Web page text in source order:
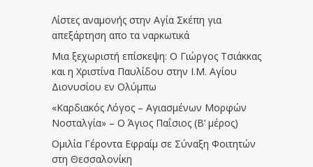
Λίστες αναμονής στην Αγία Σκέπη για
απεξάρτηση απο τα ναρκωτικά
Μια ξεχωριστή επίσκεψη: Ο Γιώργος Τσιάκκας
και η Χριστίνα Παυλίδου στην Ι.Μ. Αγίου
Διονυσίου εν Ολύμπω
«Καρδιακός Λόγος – Αγιασμένων Μορφών
Νοσταλγία» – Ο Άγιος Παΐσιος (Β’ μέρος)
Ομιλία Γέροντα Εφραίμ σε Σύναξη Φοιτητών
στη Θεσσαλονίκη